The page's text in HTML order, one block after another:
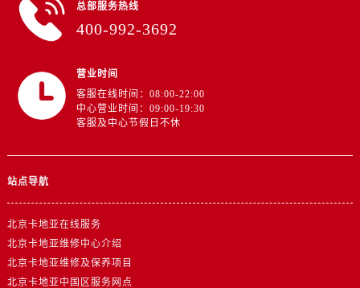
总部服务热线
400-992-3692
营业时间
客服在线时间：08:00-22:00
中心营业时间：09:00-19:30
客服及中心节假日不休
站点导航
北京卡地亚在线服务
北京卡地亚维修中心介绍
北京卡地亚维修及保养项目
北京卡地亚中国区服务网点